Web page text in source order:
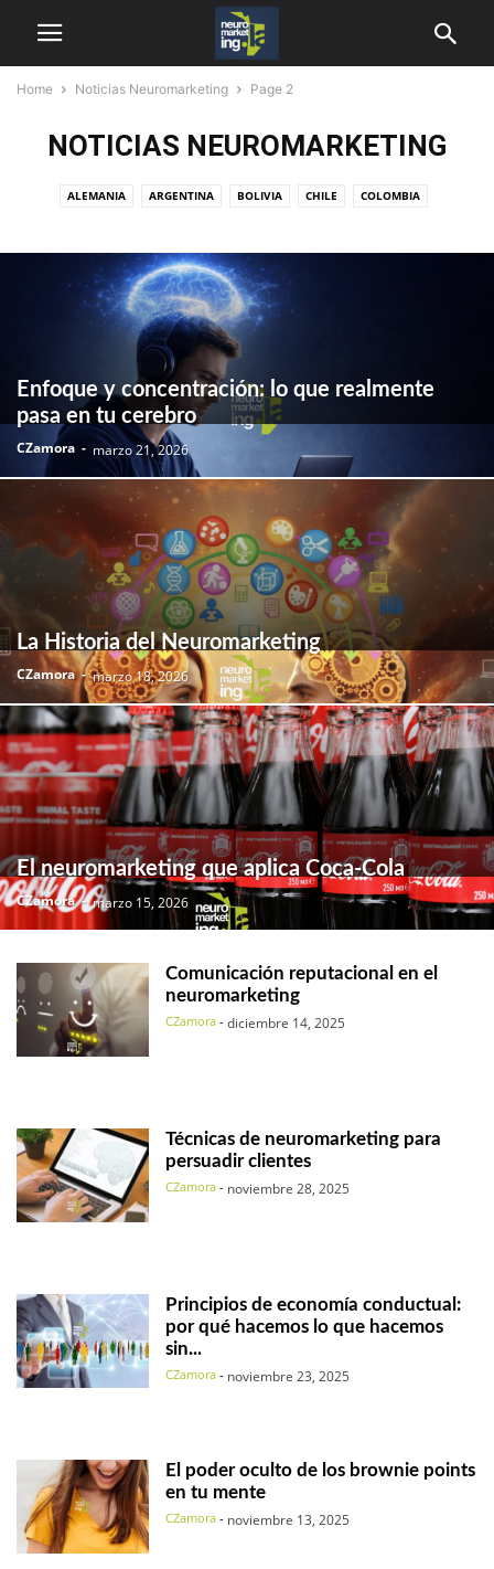
Home Noticias Neuromarketing Page 2
NOTICIAS NEUROMARKETING
ALEMANIA ARGENTINA BOLIVIA CHILE
COLOMBIA
EL SALVADOR
ESPAÑA ESTADOS UNIDOS
GUATEMALA
HONDURAS
INGLATERRA LATINOAMERICA
NICARAGUA
NOTICIAS NEUROMARKETING
REPÚBLICA DOMINICANA
SOUTH AFRICA
Enfoque y concentración: lo que realmente
pasa en tu cerebro
CZamora - marzo 21, 2026
La Historia del Neuromarketing
CZamora - marzo 18, 2026
El neuromarketing que aplica Coca-Cola
CZamora - marzo 15, 2026
Comunicación reputacional en el
neuromarketing
CZamora - diciembre 14, 2025
Técnicas de neuromarketing para
persuadir clientes
CZamora - noviembre 28, 2025
Principios de economía conductual:
por qué hacemos lo que hacemos
sin...
CZamora - noviembre 23, 2025
El poder oculto de los brownie points
en tu mente
CZamora - noviembre 13, 2025